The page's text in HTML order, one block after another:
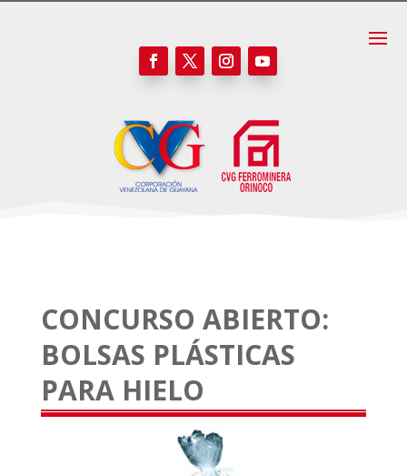
CONCURSO ABIERTO:
BOLSAS PLÁSTICAS
PARA HIELO